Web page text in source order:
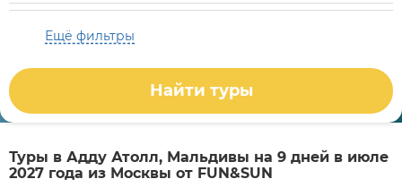
Ещё фильтры
Найти туры
Туры в Адду Атолл, Мальдивы на 9 дней в июле
2027 года из Москвы от FUN&SUN